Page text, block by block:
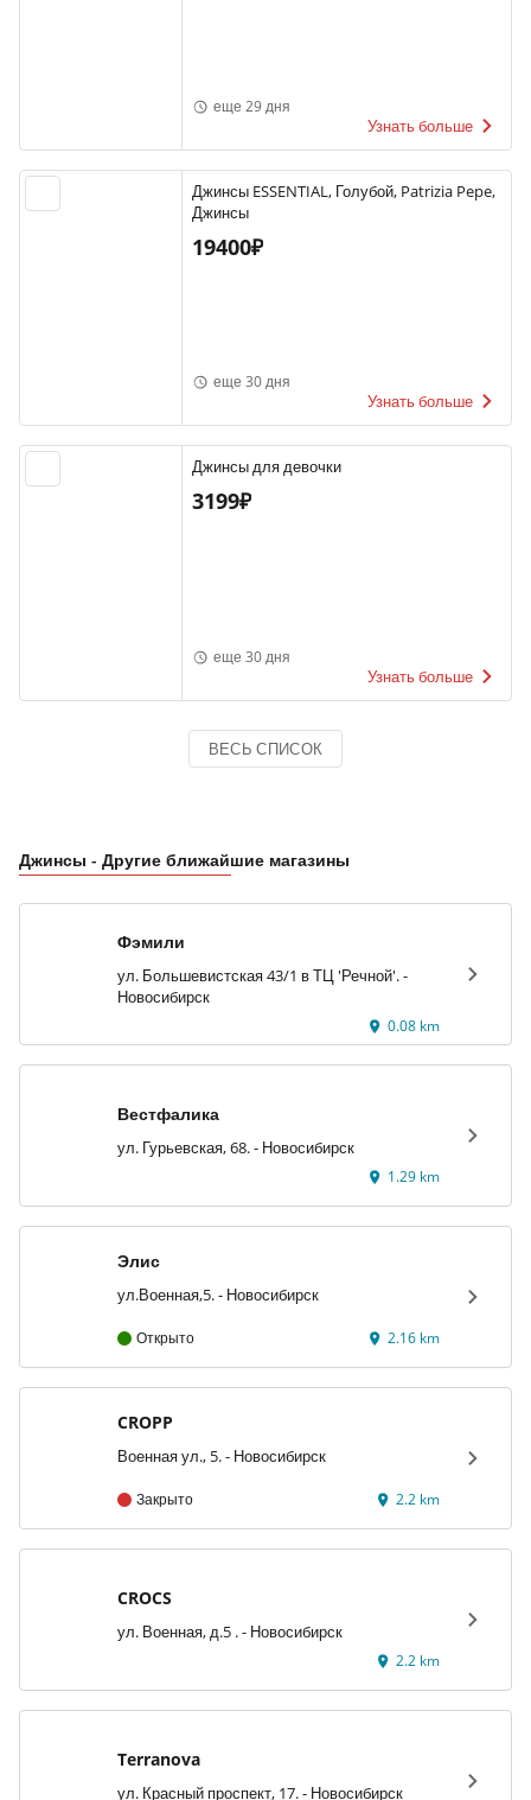
еще 29 дня
Узнать больше
Джинсы ESSENTIAL, Голубой, Patrizia Pepe,
Джинсы
19400₽
еще 30 дня
Узнать больше
Джинсы для девочки
3199₽
еще 30 дня
Узнать больше
ВЕСЬ СПИСОК
Джинсы - Другие ближайшие магазины
Фэмили
ул. Большевистская 43/1 в ТЦ 'Речной'. -
Новосибирск
0.08 km
Вестфалика
ул. Гурьевская, 68. - Новосибирск
1.29 km
Элис
ул.Военная,5. - Новосибирск
Открыто 2.16 km
CROPP
Военная ул., 5. - Новосибирск
Закрыто 2.2 km
CROCS
ул. Военная, д.5 . - Новосибирск
2.2 km
Terranova
ул. Красный проспект, 17. - Новосибирск